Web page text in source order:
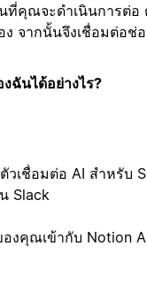
ที่คุณจะดำเนินการต่
จากนั้นจึงเชื่อมต่อช่
ฉันได้อย่างไร?
เชื่อมต่อ AI สำหรับ
Slack
งคุณเข้ากับ Notion